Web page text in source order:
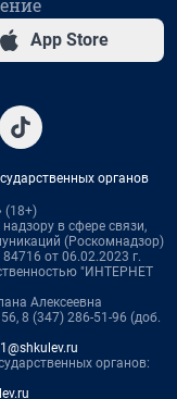
App Store
органов
(18+)
в сфере связи,
(Роскомнадзор)
от 06.02.2023 г.
"ИНТЕРНЕТ
Алексеевна
8 (347) 286-51-96 (доб.
органов: